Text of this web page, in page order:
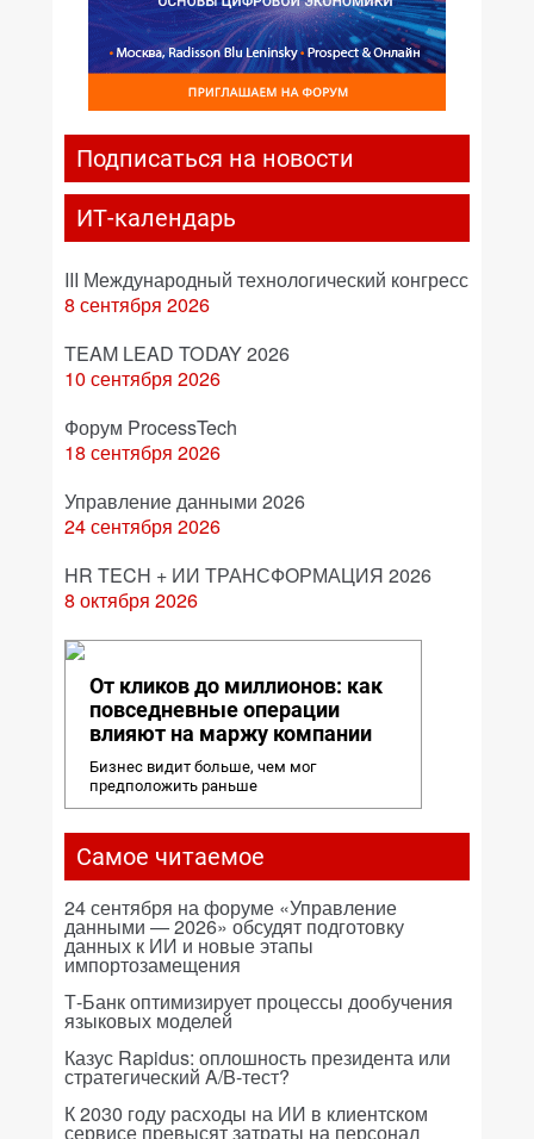
Подписаться на новости
ИТ-календарь
III Международный технологический конгресс
8 сентября 2026
TEAM LEAD TODAY 2026
10 сентября 2026
Форум ProcessTech
18 сентября 2026
Управление данными 2026
24 сентября 2026
HR TECH + ИИ ТРАНСФОРМАЦИЯ 2026
8 октября 2026
От кликов до миллионов: как
повседневные операции
влияют на маржу компании
Бизнес видит больше, чем мог
предположить раньше
Самое читаемое
24 сентября на форуме «Управление
данными — 2026» обсудят подготовку
данных к ИИ и новые этапы
импортозамещения
Т-Банк оптимизирует процессы дообучения
языковых моделей
Казус Rapidus: оплошность президента или
стратегический A/B-тест?
К 2030 году расходы на ИИ в клиентском
сервисе превысят затраты на персонал